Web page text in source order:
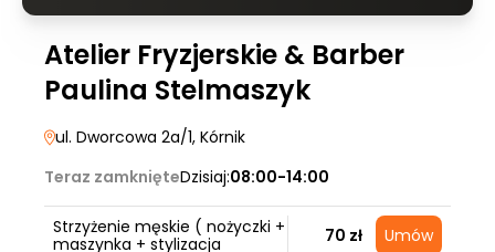
Atelier Fryzjerskie & Barber
Paulina Stelmaszyk
ul. Dworcowa 2a/1, Kórnik
Teraz zamknięteDzisiaj:08:00-14:00
Strzyżenie męskie ( nożyczki +
maszynka + stylizacja
70 zł Umów